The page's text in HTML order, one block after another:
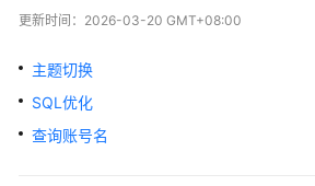
新
态
功
能
更新时间： 2026-03-20 GMT+08:00
主题切换
SQL优化
查询账号名